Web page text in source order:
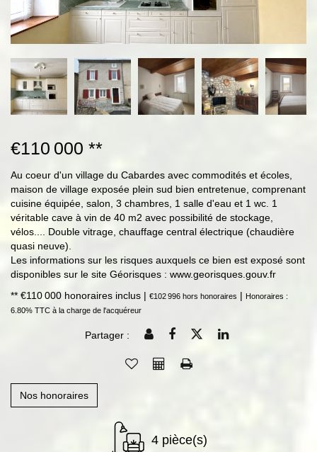
€110 000 **
Au coeur d'un village du Cabardes avec commodités et écoles,
maison de village exposée plein sud bien entretenue, comprenant
cuisine équipée, salon, 3 chambres, 1 salle d'eau et 1 wc. 1
véritable cave à vin de 40 m2 avec possibilité de stockage,
vélos.... Double vitrage, chauffage central électrique (chaudière
quasi neuve).
Les informations sur les risques auxquels ce bien est exposé sont
disponibles sur le site Géorisques : www.georisques.gouv.fr
** €110 000 honoraires inclus | €102 996 hors honoraires | Honoraires :
6.80% TTC à la charge de l'acquéreur
Partager :
Nos honoraires
4 pièce(s)